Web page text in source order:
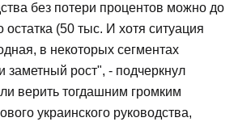
без потери процентов можно до
остатка (50 тыс. И хотя ситуация
в некоторых сегментах
заметный рост", - подчеркнул
верить тогдашним громким
украинского руководства,